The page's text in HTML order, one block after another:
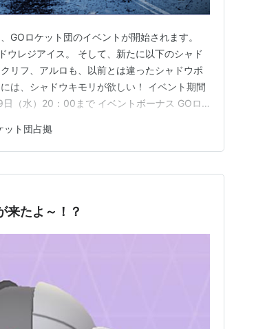
GOロケット団のイベントが開始されます。
ウレジアイス。 そして、新たに以下のシャド
リフ、アルロも、以前とは違ったシャドウポ
は、シャドウキモリが欲しい！ イベント期間
（水）20：00まで イベントボーナス GOロ
のスペシャルアタック「やつあたり」を忘れ
ット団占拠
来たよ～！？